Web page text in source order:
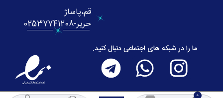
قم،پاساژ
حریر-02537741208
ما را در شبکه های اجتماعی دنبال کنید.